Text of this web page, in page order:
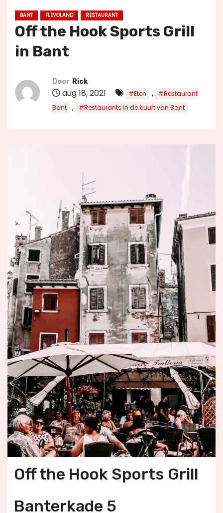
BANT FLEVOLAND RESTAURANT
Off the Hook Sports Grill
in Bant
Door Rick
aug 18, 2021 #Eten ,
#Restaurant
Bant
, #Restaurants in de buurt van Bant
Off the Hook Sports Grill
Banterkade 5